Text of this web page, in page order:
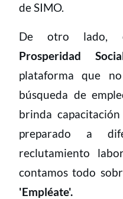
de SIMO.
De otro lado,
Prosperidad
plataforma que
búsqueda de
brinda
preparado a
reclutamiento
contamos todo
'Empléate'.